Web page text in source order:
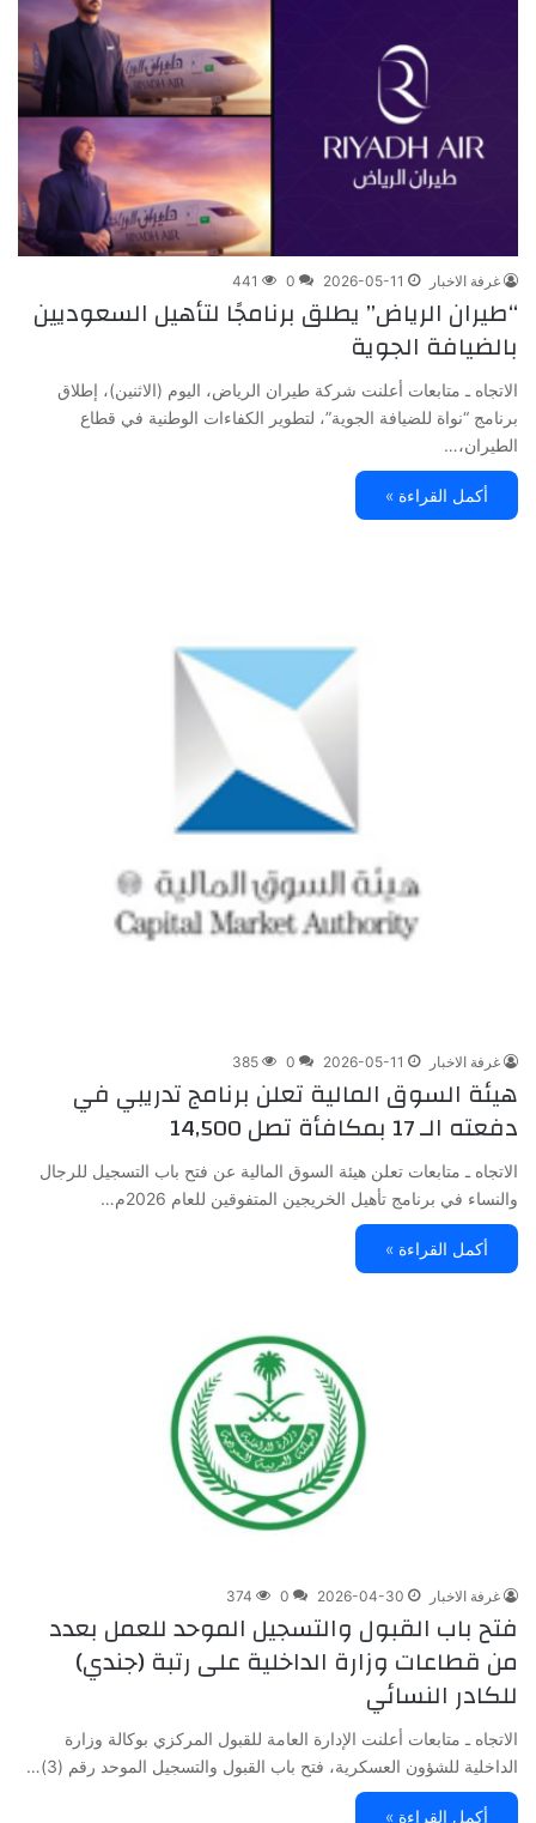
غرفة الاخبار 2026-05-11
0
441
“طيران الرياض” يطلق برنامجًا لتأهيل السعوديين
بالضيافة الجوية
الاتجاه ـ متابعات أعلنت شركة طيران الرياض، اليوم (الاثنين)، إطلاق
برنامج “نواة للضيافة الجوية”، لتطوير الكفاءات الوطنية في قطاع
الطيران،…
أكمل القراءة »
غرفة الاخبار 2026-05-11
0
385
هيئة السوق المالية تعلن برنامج تدريبي في
دفعته الـ 17 بمكافأة تصل 14,500
الاتجاه ـ متابعات تعلن هيئة السوق المالية عن فتح باب التسجيل للرجال
والنساء في برنامج تأهيل الخريجين المتفوقين للعام 2026م…
أكمل القراءة »
غرفة الاخبار 2026-04-30
0
374
فتح باب القبول والتسجيل الموحد للعمل بعدد
من قطاعات وزارة الداخلية على رتبة (جندي)
للكادر النسائي
الاتجاه ـ متابعات أعلنت الإدارة العامة للقبول المركزي بوكالة وزارة
الداخلية للشؤون العسكرية، فتح باب القبول والتسجيل الموحد رقم (3)…
أكمل القراءة »